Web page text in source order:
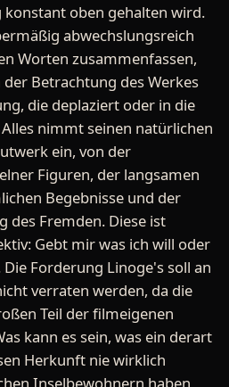
oben gehalten wird.
abwechslungsreich
Worten zusammenfassen,
Betrachtung des Werkes
die deplaziert oder in die
nimmt seinen natürlichen
ein, von der
Figuren, der langsamen
Begebnisse und der
des Fremden. Diese ist
Gebt mir was ich will oder
Forderung Linoge's soll an
verraten werden, da die
Teil der filmeigenen
kann es sein, was ein derart
Herkunft nie wirklich